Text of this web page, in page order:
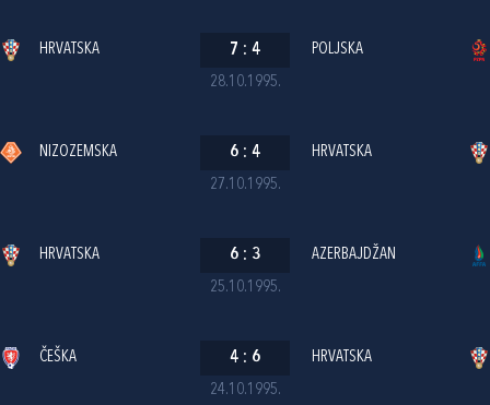
28.10.1995.
HRVATSKA 7 : 4 POLJSKA
27.10.1995.
NIZOZEMSKA 6 : 4 HRVATSKA
25.10.1995.
HRVATSKA 6 : 3 AZERBAJDŽAN
24.10.1995.
ČEŠKA 4 : 6 HRVATSKA